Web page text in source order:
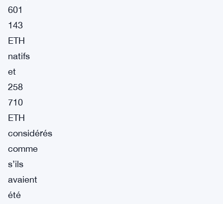
601
143
ETH
natifs
et
258
710
ETH
considérés
comme
s’ils
avaient
été